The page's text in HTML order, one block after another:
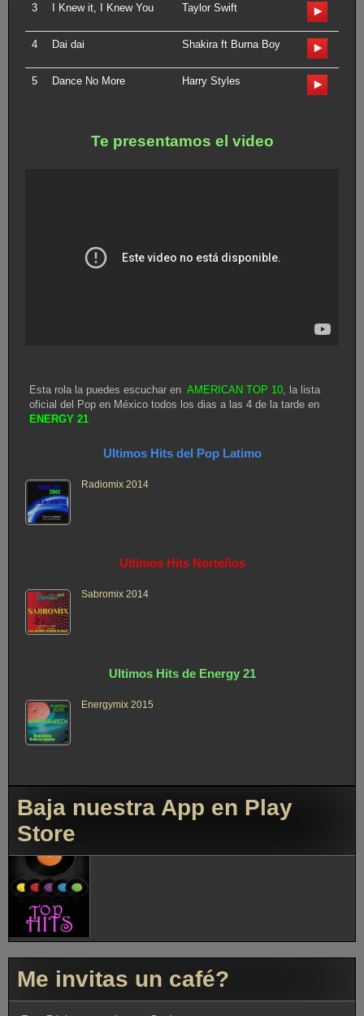
3 I Knew it, I Knew You Taylor Swift
4 Dai dai Shakira ft Burna Boy
5 Dance No More Harry Styles
Te presentamos el video
Esta rola la puedes escuchar enAMERICAN TOP 10 , la lista
oficial del Pop en México todos los dias a las 4 de la tarde en
ENERGY 21
Ultimos Hits del Pop Latimo
Radiomix 2014
Ultimos Hits Norteños
Sabromix 2014
Ultimos Hits de Energy 21
Energymix 2015
Baja nuestra App en Play
Store
Me invitas un café?